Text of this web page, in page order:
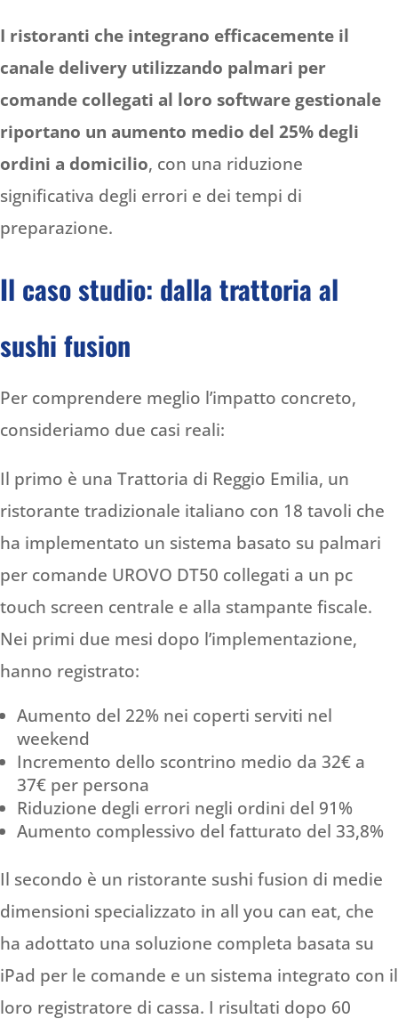
I ristoranti che integrano efficacemente il
canale delivery utilizzando palmari per
comande collegati al loro software gestionale
riportano un aumento medio del 25% degli
ordini a domicilio, con una riduzione
significativa degli errori e dei tempi di
preparazione.
Il caso studio: dalla trattoria al
sushi fusion
Per comprendere meglio l’impatto concreto,
consideriamo due casi reali:
Il primo è una Trattoria di Reggio Emilia, un
ristorante tradizionale italiano con 18 tavoli che
ha implementato un sistema basato su palmari
per comande UROVO DT50 collegati a un pc
touch screen centrale e alla stampante fiscale.
Nei primi due mesi dopo l’implementazione,
hanno registrato:
Aumento del 22% nei coperti serviti nel
weekend
Incremento dello scontrino medio da 32€ a
37€ per persona
Riduzione degli errori negli ordini del 91%
Aumento complessivo del fatturato del 33,8%
Il secondo è un ristorante sushi fusion di medie
dimensioni specializzato in all you can eat, che
ha adottato una soluzione completa basata su
iPad per le comande e un sistema integrato con il
loro registratore di cassa. I risultati dopo 60